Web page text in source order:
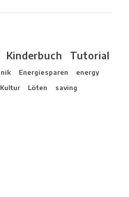
Kinderbuch Tutorial
Energiesparen
energy
Kultur Löten saving